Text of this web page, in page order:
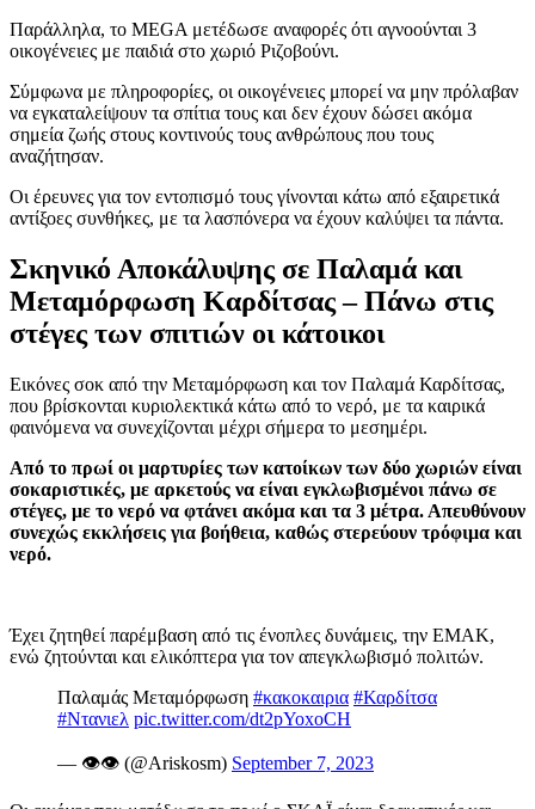
Παράλληλα, το MEGA μετέδωσε αναφορές ότι αγνοούνται 3
οικογένειες με παιδιά στο χωριό Ριζοβούνι.
Σύμφωνα με πληροφορίες, οι οικογένειες μπορεί να μην πρόλαβαν
να εγκαταλείψουν τα σπίτια τους και δεν έχουν δώσει ακόμα
σημεία ζωής στους κοντινούς τους ανθρώπους που τους
αναζήτησαν.
Οι έρευνες για τον εντοπισμό τους γίνονται κάτω από εξαιρετικά
αντίξοες συνθήκες, με τα λασπόνερα να έχουν καλύψει τα πάντα.
Σκηνικό Αποκάλυψης σε Παλαμά και
Μεταμόρφωση Καρδίτσας – Πάνω στις
στέγες των σπιτιών οι κάτοικοι
Εικόνες σοκ από την Μεταμόρφωση και τον Παλαμά Καρδίτσας,
που βρίσκονται κυριολεκτικά κάτω από το νερό, με τα καιρικά
φαινόμενα να συνεχίζονται μέχρι σήμερα το μεσημέρι.
Από το πρωί οι μαρτυρίες των κατοίκων των δύο χωριών είναι
σοκαριστικές, με αρκετούς να είναι εγκλωβισμένοι πάνω σε
στέγες, με το νερό να φτάνει ακόμα και τα 3 μέτρα. Απευθύνουν
συνεχώς εκκλήσεις για βοήθεια, καθώς στερεύουν τρόφιμα και
νερό.
Έχει ζητηθεί παρέμβαση από τις ένοπλες δυνάμεις, την ΕΜΑΚ,
ενώ ζητούνται και ελικόπτερα για τον απεγκλωβισμό πολιτών.
Παλαμάς Μεταμόρφωση #κακοκαιρια #Καρδίτσα
#Ντανιελ pic.twitter.com/dt2pYoxoCH
— 👁👁 (@Ariskosm) September 7, 2023